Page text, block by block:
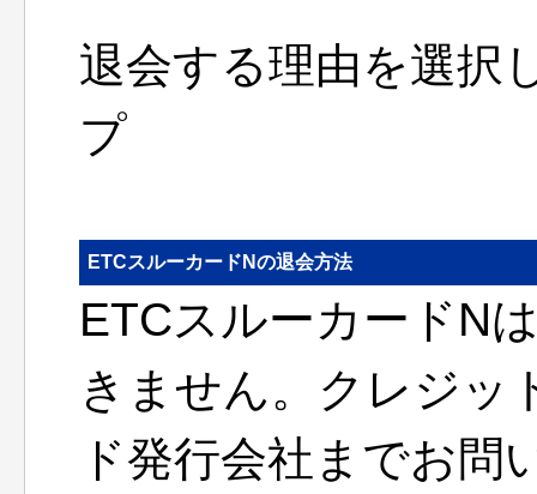
退会する理由を選択
プ
ETCスルーカードNの退会方法
ETCスルーカードN
きません。クレジッ
ド発行会社までお問